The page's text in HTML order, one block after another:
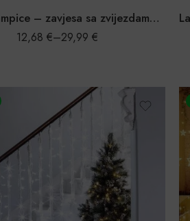
Božićne lampice – zavjesa sa zvijezdama i mjesecom
12,68 €–29,99 €